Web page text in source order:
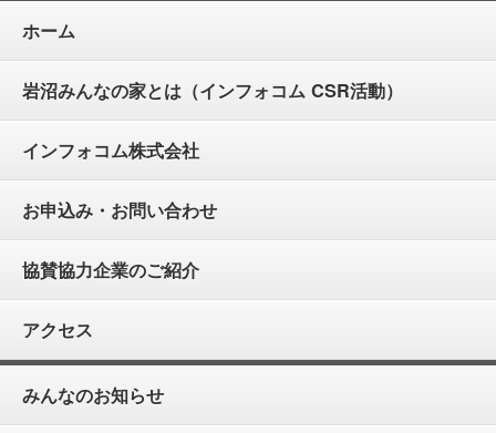
ホーム
岩沼みんなの家とは（インフォコム CSR活動）
インフォコム株式会社
お申込み・お問い合わせ
協賛協力企業のご紹介
アクセス
みんなのお知らせ